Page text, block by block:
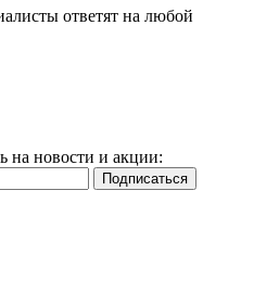
ответят на любой
на новости и акции: